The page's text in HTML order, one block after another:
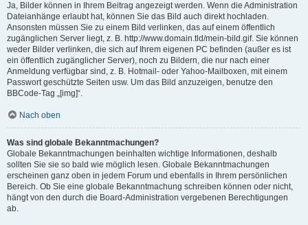
Ja, Bilder können in Ihrem Beitrag angezeigt werden. Wenn die Administration
Dateianhänge erlaubt hat, können Sie das Bild auch direkt hochladen.
Ansonsten müssen Sie zu einem Bild verlinken, das auf einem öffentlich
zugänglichen Server liegt, z. B. http://www.domain.tld/mein-bild.gif. Sie können
weder Bilder verlinken, die sich auf Ihrem eigenen PC befinden (außer es ist
ein öffentlich zugänglicher Server), noch zu Bildern, die nur nach einer
Anmeldung verfügbar sind, z. B. Hotmail- oder Yahoo-Mailboxen, mit einem
Passwort geschützte Seiten usw. Um das Bild anzuzeigen, benutze den
BBCode-Tag „[img]“.
Nach oben
Was sind globale Bekanntmachungen?
Globale Bekanntmachungen beinhalten wichtige Informationen, deshalb
sollten Sie sie so bald wie möglich lesen. Globale Bekanntmachungen
erscheinen ganz oben in jedem Forum und ebenfalls in Ihrem persönlichen
Bereich. Ob Sie eine globale Bekanntmachung schreiben können oder nicht,
hängt von den durch die Board-Administration vergebenen Berechtigungen
ab.